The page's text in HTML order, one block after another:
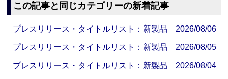
この記事と同じカテゴリーの新着記事
プレスリリース・タイトルリスト：新製品 2026/08/06
プレスリリース・タイトルリスト：新製品 2026/08/05
プレスリリース・タイトルリスト：新製品 2026/08/04